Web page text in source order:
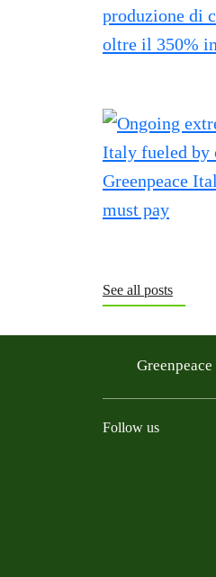
See all posts
Follow us